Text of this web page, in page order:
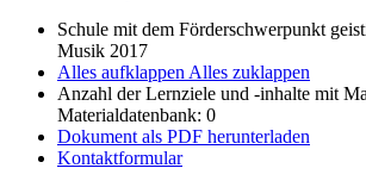
Schule mit dem Förderschwerpunkt
Musik 2017
Alles aufklappen Alles zuklappen
Anzahl der Lernziele und -inhalte mit
Materialdatenbank: 0
Dokument als PDF herunterladen
Kontaktformular